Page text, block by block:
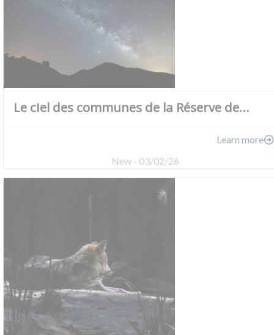
Le ciel des communes de la Réserve de…
Learn more
New - 03/02/26